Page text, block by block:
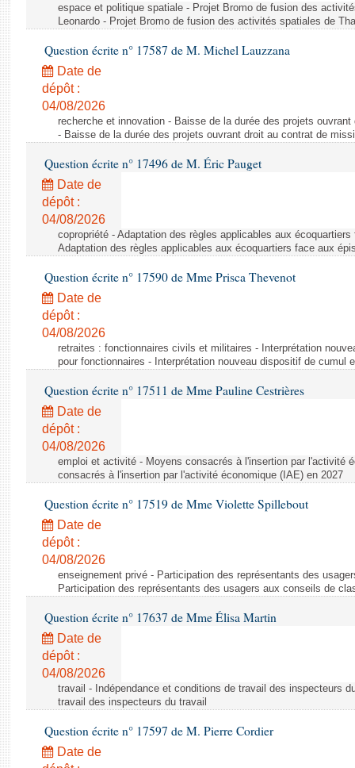
Baromètre de l’application des lois
Dossiers législatifs
Budget et sécurité sociale
Questions écrites et orales
Comptes rendus des débats
espace et politique spatiale - Projet Bromo de fusion des
Leonardo - Projet Bromo de fusion des activités spatiales de
Question écrite n° 17587 de M. Michel Lauzzana
Date de
dépôt :
04/08/2026
recherche et innovation - Baisse de la durée des projets
- Baisse de la durée des projets ouvrant droit au contrat de
Question écrite n° 17496 de M. Éric Pauget
Date de
dépôt :
04/08/2026
copropriété - Adaptation des règles applicables aux
Adaptation des règles applicables aux écoquartiers face aux
Question écrite n° 17590 de Mme Prisca Thevenot
Date de
dépôt :
04/08/2026
retraites : fonctionnaires civils et militaires - Interprétation
pour fonctionnaires - Interprétation nouveau dispositif de cumul
Question écrite n° 17511 de Mme Pauline Cestrières
Date de
dépôt :
04/08/2026
emploi et activité - Moyens consacrés à l'insertion par l'activité
consacrés à l'insertion par l'activité économique (IAE) en 2027
Question écrite n° 17519 de Mme Violette Spillebout
Date de
dépôt :
04/08/2026
enseignement privé - Participation des représentants des
Participation des représentants des usagers aux conseils de
Question écrite n° 17637 de Mme Élisa Martin
Date de
dépôt :
04/08/2026
travail - Indépendance et conditions de travail des inspecteurs
travail des inspecteurs du travail
Question écrite n° 17597 de M. Pierre Cordier
Date de